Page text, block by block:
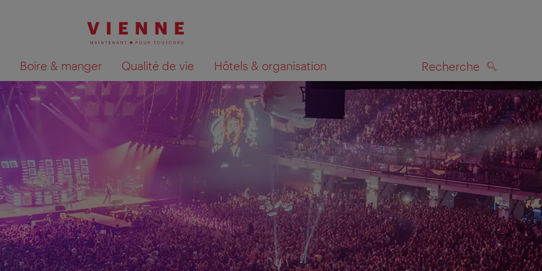
Boire & manger Qualité de vie Hôtels & organisation Recherche
Afficher les résultats de la recherche sur la carte RECHERCHE